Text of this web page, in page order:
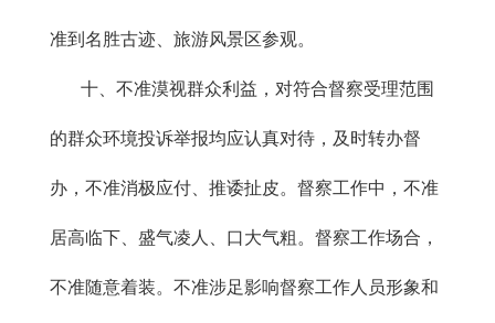
准到名胜古迹、旅游风景区参观。
十、不准漠视群众利益，对符合督察受理范围
的群众环境投诉举报均应认真对待，及时转办督
办，不准消极应付、推诿扯皮。督察工作中，不准
居高临下、盛气凌人、口大气粗。督察工作场合，
不准随意着装。不准涉足影响督察工作人员形象和